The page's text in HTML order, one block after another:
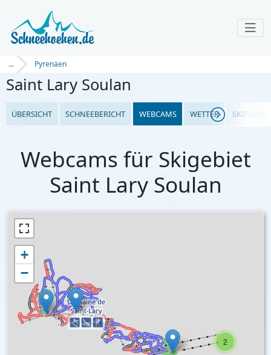
... Pyrenäen
Saint Lary Soulan
ÜBERSICHT SCHNEEBERICHT WEBCAMS WETTER
Webcams für Skigebiet
Saint Lary Soulan
2
+
−